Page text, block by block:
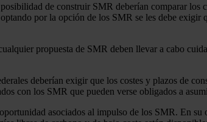
de construir SMR deberían comparar
por la opción de los SMR se les debe
propuesta de SMR deben llevar a cabo
deberían exigir que los costes y plazos de
con los SMR que pueden verse obligados a
asociados al impulso de los SMR. En